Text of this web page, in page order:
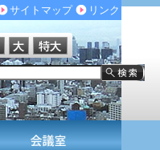
サイトマップ リンク